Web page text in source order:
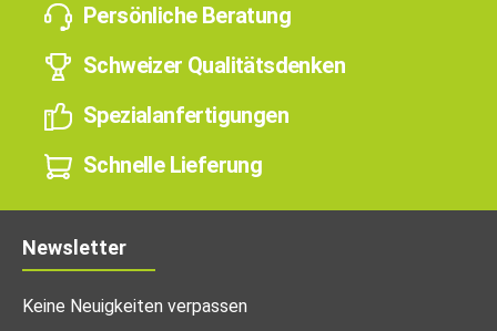
Persönliche Beratung
Schweizer Qualitätsdenken
Spezialanfertigungen
Schnelle Lieferung
Newsletter
Keine Neuigkeiten verpassen